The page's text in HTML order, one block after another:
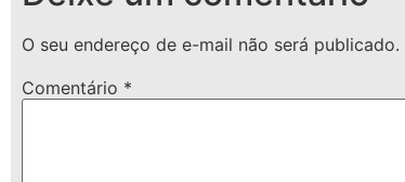
O seu endereço de e-mail não será publicado.
Comentário *